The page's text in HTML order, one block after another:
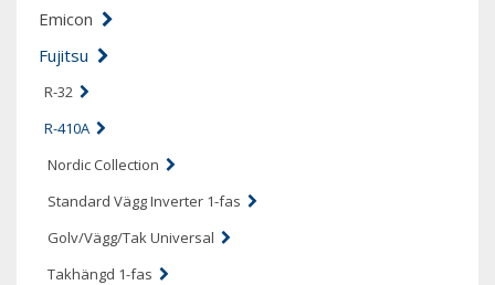
Emicon
Fujitsu
R-32
R-410A
Nordic Collection
Standard Vägg Inverter 1-fas
Golv/Vägg/Tak Universal
Takhängd 1-fas